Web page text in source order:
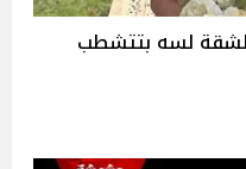
لسه بتتشطب